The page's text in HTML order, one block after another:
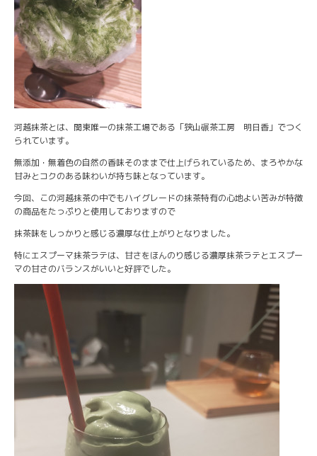
河越抹茶とは、関東唯一の抹茶工場である「狭山碾茶工房 明日香」でつく
られています。
無添加・無着色の自然の香味そのままで仕上げられているため、まろやかな
甘みとコクのある味わいが持ち味となっています。
今回、この河越抹茶の中でもハイグレードの抹茶特有の心地よい苦みが特徴
の商品をたっぷりと使用しておりますので
抹茶味をしっかりと感じる濃厚な仕上がりとなりました。
特にエスプーマ抹茶ラテは、甘さをほんのり感じる濃厚抹茶ラテとエスプー
マの甘さのバランスがいいと好評でした。